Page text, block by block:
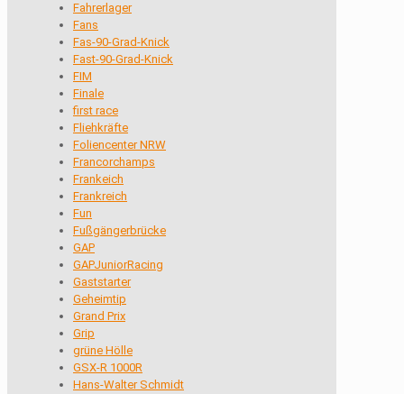
Fahrerlager
Fans
Fas-90-Grad-Knick
Fast-90-Grad-Knick
FIM
Finale
first race
Fliehkräfte
Foliencenter NRW
Francorchamps
Frankeich
Frankreich
Fun
Fußgängerbrücke
GAP
GAPJuniorRacing
Gaststarter
Geheimtip
Grand Prix
Grip
grüne Hölle
GSX-R 1000R
Hans-Walter Schmidt